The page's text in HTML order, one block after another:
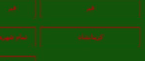
کرمانشاه تمام شهر‌ها